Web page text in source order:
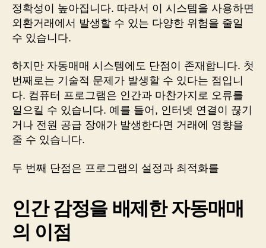
정확성이 높아집니다. 따라서 이 시스템을 사용하면
외환거래에서 발생할 수 있는 다양한 위험을 줄일
수 있습니다.
하지만 자동매매 시스템에도 단점이 존재합니다. 첫
번째로는 기술적 문제가 발생할 수 있다는 점입니
다. 컴퓨터 프로그램은 인간과 마찬가지로 오류를
일으킬 수 있습니다. 예를 들어, 인터넷 연결이 끊기
거나 전원 공급 장애가 발생한다면 거래에 영향을
줄 수 있습니다.
두 번째 단점은 프로그램의 설정과 최적화를
인간 감정을 배제한 자동매매
의 이점